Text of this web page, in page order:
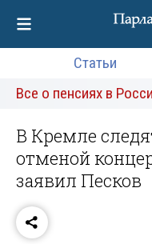
Статьи
Все о пенсиях в
В Кремле
отменой
заявил Песков